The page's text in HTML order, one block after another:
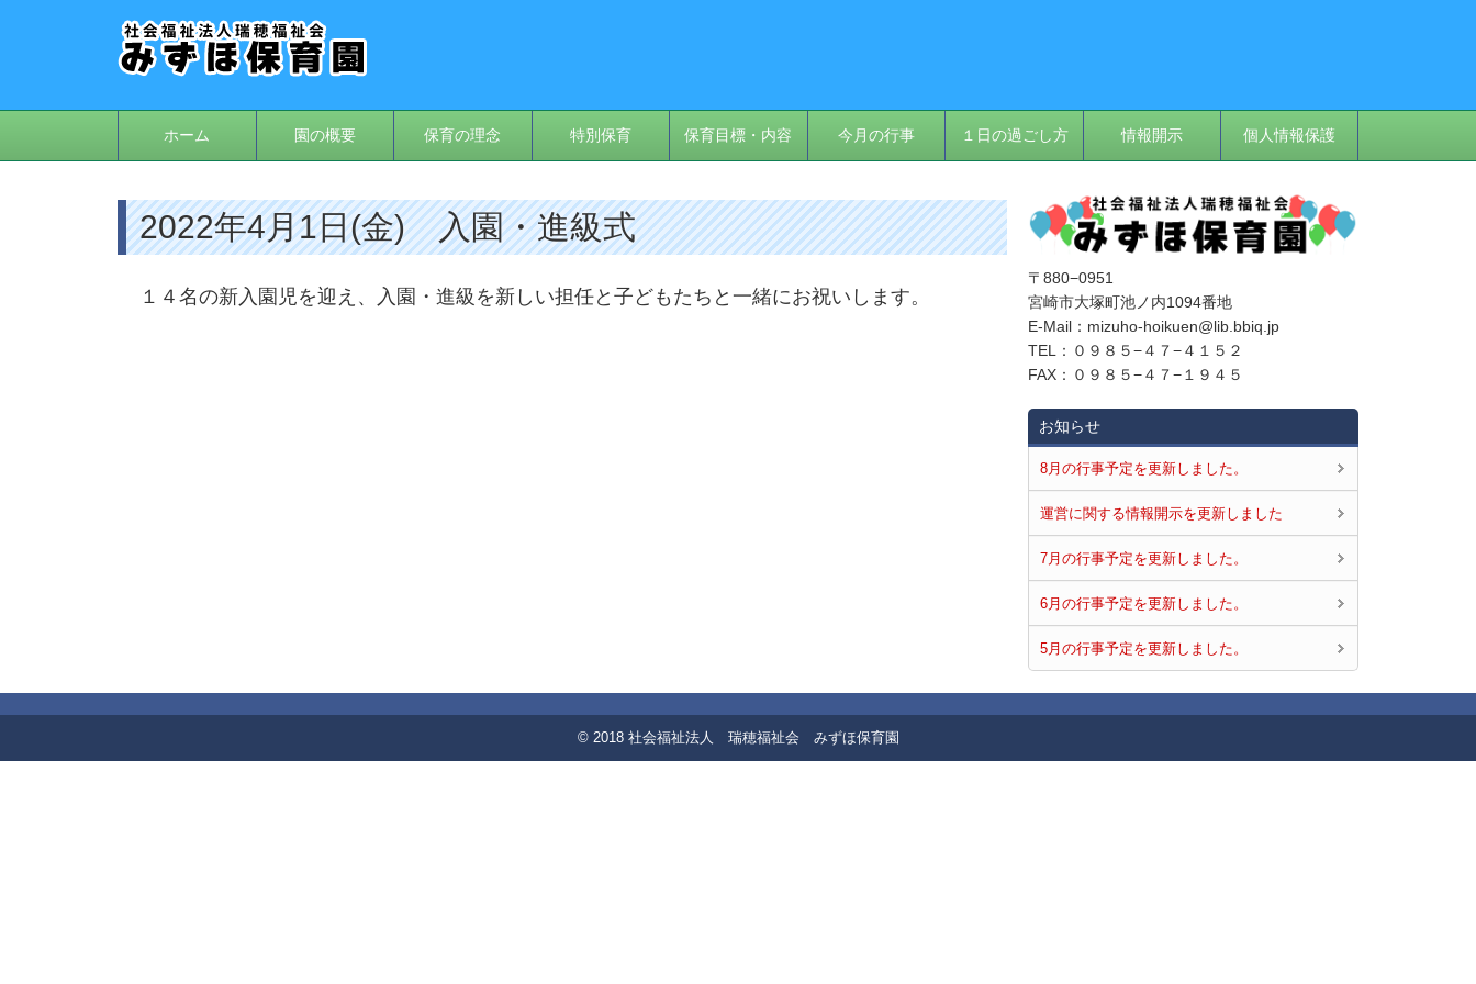
ホーム 園の概要 保育の理念 特別保育 保育目標・内容 今月の行事 １日の過ごし方 情報開示 個人情報保護
2022年4月1日(金) 入園・進級式
１４名の新入園児を迎え、入園・進級を新しい担任と子どもたちと一緒にお祝いします。
〒880−0951
宮崎市大塚町池ノ内1094番地
E‐Mail：mizuho-hoikuen@lib.bbiq.jp
TEL：０９８５−４７−４１５２
FAX：０９８５−４７−１９４５
お知らせ
8月の行事予定を更新しました。
運営に関する情報開示を更新しました
7月の行事予定を更新しました。
6月の行事予定を更新しました。
5月の行事予定を更新しました。
© 2018 社会福祉法人 瑞穂福祉会 みずほ保育園